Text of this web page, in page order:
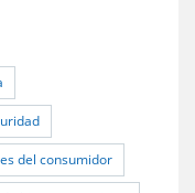
del consumidor